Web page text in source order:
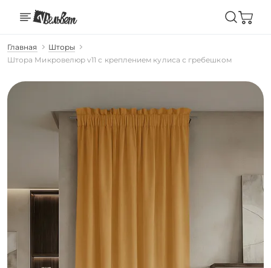
Главная
Шторы
Штора Микровелюр v11 с креплением кулиса с гребешком